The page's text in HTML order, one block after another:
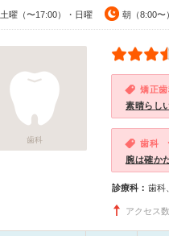
土曜（〜17:00）・日曜 朝（8:00〜）
歯科
矯正
素晴らし
歯科
腕は確か
診療科： 歯科
アクセス